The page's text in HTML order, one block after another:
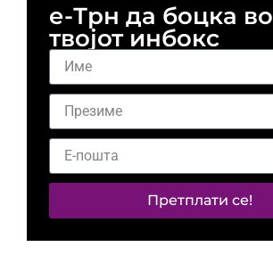
е-Трн да боцка во
твојот инбокс
Претплати се!